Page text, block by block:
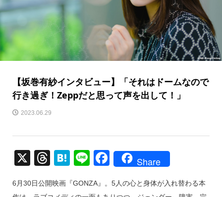
【坂巻有紗インタビュー】「それはドームなので
行き過ぎ！Zeppだと思って声を出して！」
2023.06.29
X
T
e
H
e
Li
e
F
c
Share
6月30日公開映画『GONZA』。5人の心と身体が入れ替わる本